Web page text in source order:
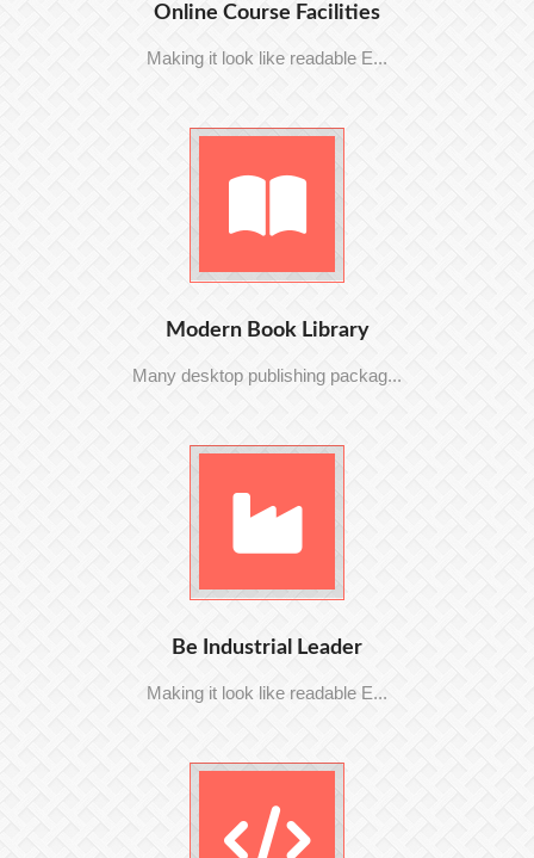
Online Course Facilities
Making it look like readable E...
Modern Book Library
Many desktop publishing packag...
Be Industrial Leader
Making it look like readable E...